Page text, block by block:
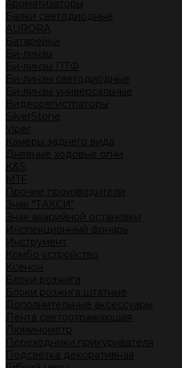
Ароматизаторы
Балки светодиодные
AURORA
Батарейки
Би-линзы
Би-линзы ПТФ
Би-линзы светодиодные
Би-линзы универсальные
Видеорегистраторы
SilverStone
Viper
Камеры заднего вида
Дневные ходовые огни
K&S
MTF
Прочие производители
Знак "ТАКСИ"
Знак аварийной остановки
Инспекционный фонарь
Инструмент
Комбо устройство
Ксенон
Блоки розжига
Блоки розжига штатные
Дополнительные аксессуары
Лента светоотражающая
Люминометр
Переходники прикуривателя
Подсветка декоративная